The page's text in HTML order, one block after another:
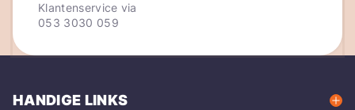
Klantenservice via
053 3030 059
HANDIGE LINKS